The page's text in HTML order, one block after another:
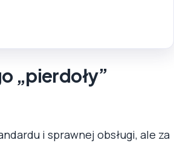
„pierdoły”
i sprawnej obsługi, ale za